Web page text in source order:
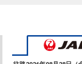
東京(羽